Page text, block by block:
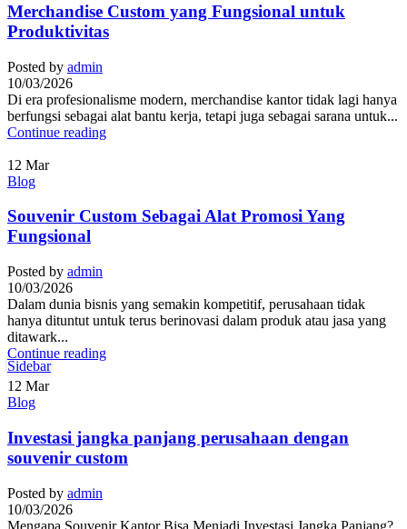
Merchandise Custom yang Fungsional untuk
Produktivitas
Posted by admin
10/03/2026
Di era profesionalisme modern, merchandise kantor tidak lagi hanya
berfungsi sebagai alat bantu kerja, tetapi juga sebagai sarana untuk...
Continue reading
12 Mar
Blog
Souvenir Custom Sebagai Alat Promosi Yang
Fungsional
Posted by admin
10/03/2026
Dalam dunia bisnis yang semakin kompetitif, perusahaan tidak
hanya dituntut untuk terus berinovasi dalam produk atau jasa yang
ditawark...
Continue reading
12 Mar
Blog
Investasi jangka panjang perusahaan dengan
souvenir custom
Posted by admin
10/03/2026
Mengapa Souvenir Kantor Bisa Menjadi Investasi Jangka Panjang?
Sidebar